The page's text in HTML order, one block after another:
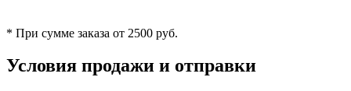
* При сумме заказа от 2500 руб.
Условия продажи и отправки